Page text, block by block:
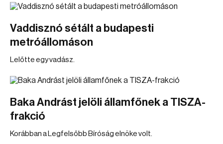
Vaddisznó sétált a budapesti
metróállomáson
Lelőtte egy vadász.
Baka Andrást jelöli államfőnek a TISZA-
frakció
Korábban a Legfelsőbb Bíróság elnöke volt.